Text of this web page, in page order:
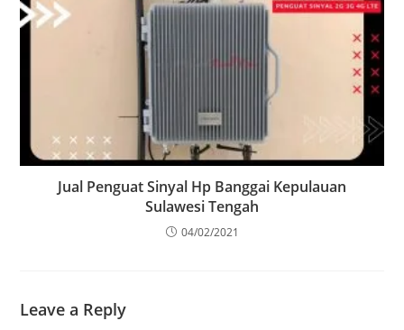
Jual Penguat Sinyal Hp Banggai Kepulauan
Sulawesi Tengah
04/02/2021
Leave a Reply